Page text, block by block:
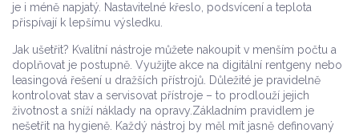
je i méně napjatý. Nastavitelné křeslo, podsvícení a teplota
přispívají k lepšímu výsledku.
Jak ušetřit? Kvalitní nástroje můžete nakoupit v menším počtu a
doplňovat je postupně. Využijte akce na digitální rentgeny nebo
leasingová řešení u dražších přístrojů. Důležité je pravidelně
kontrolovat stav a servisovat přístroje – to prodlouží jejich
životnost a sníží náklady na opravy.Základním pravidlem je
nešetřit na hygieně. Každý nástroj by měl mít jasně definovaný